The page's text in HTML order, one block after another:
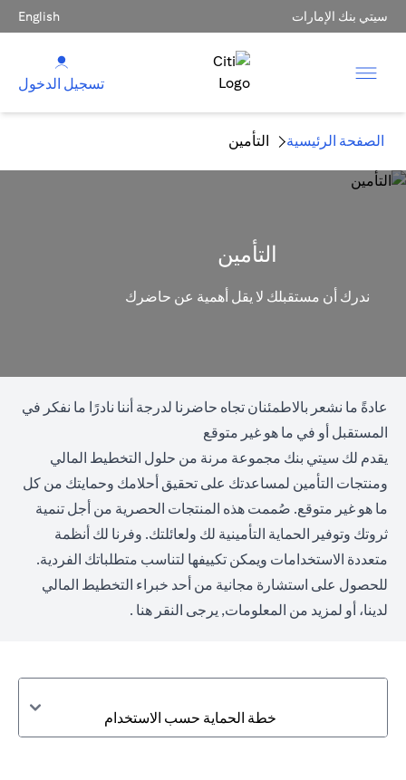
سيتي بنك الإمارات English
تسجيل الدخول
الصفحة الرئيسية التأمين
التأمين
ندرك أن مستقبلك لا يقل أهمية عن حاضرك
عادةً ما نشعر بالاطمئنان تجاه حاضرنا لدرجة أننا نادرًا ما نفكر في
المستقبل أو في ما هو غير متوقع
يقدم لك سيتي بنك مجموعة مرنة من حلول التخطيط المالي
ومنتجات التأمين لمساعدتك على تحقيق أحلامك وحمايتك من كل
ما هو غير متوقع. صُممت هذه المنتجات الحصرية من أجل تنمية
ثروتك وتوفير الحماية التأمينية لك ولعائلتك. وفرنا لك أنظمة
متعددة الاستخدامات ويمكن تكييفها لتناسب متطلباتك الفردية.
للحصول على استشارة مجانية من أحد خبراء التخطيط المالي
لدينا، أو لمزيد من المعلومات, يرجى النقر هنا .
خطة الحماية حسب الاستخدام